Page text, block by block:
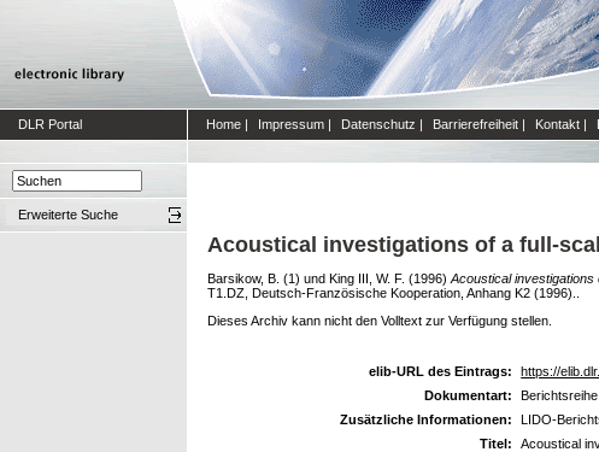
DLR Portal Home | Impressum | Datenschutz | Barrierefreiheit | Kontakt |
Erweiterte Suche
Acoustical investigations of a full-
Barsikow, B. (1) und King III, W. F. (1996) Acoustical investigations
T1.DZ, Deutsch-Französische Kooperation, Anhang K2 (1996)..
Dieses Archiv kann nicht den Volltext zur Verfügung stellen.
elib-URL des Eintrags:
https://
Dokumentart:
Zusätzliche Informationen:
LIDO-
Titel:
Acoustical